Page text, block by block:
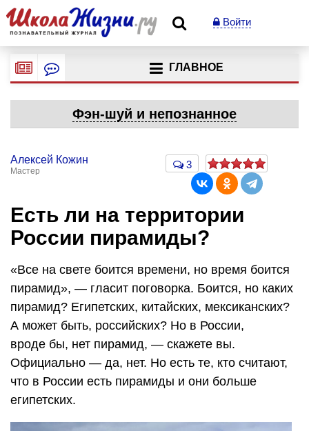
Войти
ГЛАВНОЕ
Фэн-шуй и непознанное
Алексей Кожин
Мастер
3
Есть ли на территории
России пирамиды?
«Все на свете боится времени, но время боится
пирамид», — гласит поговорка. Боится, но каких
пирамид? Египетских, китайских, мексиканских?
А может быть, российских? Но в России,
вроде бы, нет пирамид, — скажете вы.
Официально — да, нет. Но есть те, кто считают,
что в России есть пирамиды и они больше
египетских.